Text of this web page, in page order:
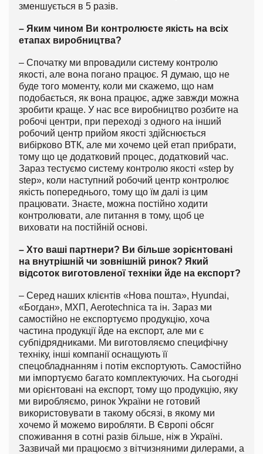
зменшується в 5 разів.
– Яким чином Ви контролюєте якість на всіх
етапах виробництва?
– Спочатку ми впровадили систему контролю
якості, але вона погано працює. Я думаю, що не
буде того моменту, коли ми скажемо, що нам
подобається, як вона працює, адже завжди можна
зробити краще. У нас все виробництво розбите на
робочі центри, при переході з одного на інший
робочий центр прийом якості здійснюється
вибірково ВТК, але ми хочемо цей етап прибрати,
тому що це додатковий процес, додатковий час.
Зараз тестуємо систему контролю якості «step by
step», коли наступний робочий центр контролює
якість попереднього, тому що їм далі із цим
працювати. Знаєте, можна постійно ходити
контролювати, але питання в тому, щоб це
виховати на постійній основі.
– Хто ваші партнери? Ви більше зорієнтовані
на внутрішній чи зовнішній ринок? Який
відсоток виготовленої техніки йде на експорт?
– Серед наших клієнтів «Нова пошта», Hyundai,
«Богдан», МХП, Aerotechnica та ін. Зараз ми
самостійно не експортуємо продукцію, хоча
частина продукції йде на експорт, але ми є
субпідрядниками. Ми виготовляємо специфічну
техніку, інші компанії оснащують її
спецобладнанням і потім експортують. Самостійно
ми імпортуємо багато комплектуючих. На сьогодні
ми орієнтовані на експорт, тому що продукцію, яку
ми виробляємо, ринок України не готовий
використовувати в такому обсязі, в якому ми
хочемо й можемо виробляти. В Європі обсяг
споживання в сотні разів більше, ніж в Україні.
Зазвичай ми працюємо з вітчизняними дилерами, а